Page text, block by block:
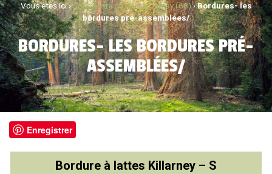
Vous êtes ici ›Spécialiste du bois à Cernay (68)›Bordures- les
bordures pré-assemblées/
BORDURES- LES BORDURES PRÉ-
ASSEMBLÉES/
Enregistrer
Bordure à lattes Killarney – S